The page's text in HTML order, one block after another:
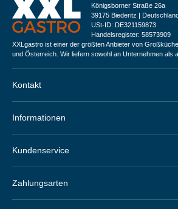
Königsborner Straße 26a
39175 Biederitz |
USt-ID: DE321159873
Handelsregister: 58573909
XXLgastro ist einer der größten Anbieter von
und Österreich. Wir liefern sowohl an Unternehmen als
Kontakt
Informationen
Kundenservice
Zahlungsarten